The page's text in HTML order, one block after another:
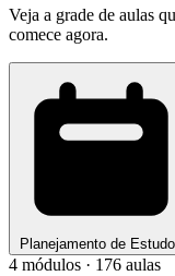
Veja a grade de aulas
comece agora.
Planejamento de
4 módulos · 176 aulas